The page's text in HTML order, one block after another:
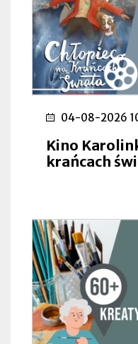
04-08-2026
Kino
krańcach